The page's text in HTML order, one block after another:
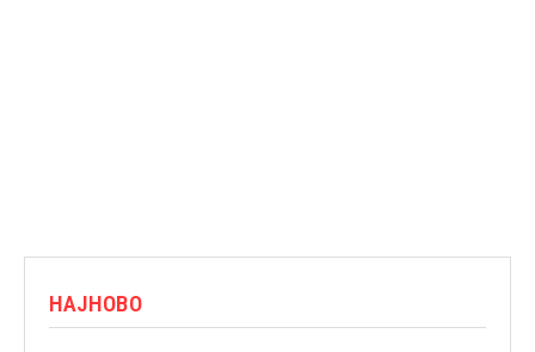
НАЈНОВО